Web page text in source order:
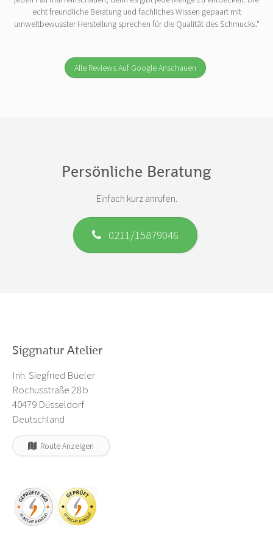
echt freundliche Beratung und fachliches Wissen gepaart mit
umweltbewusster Herstellung sprechen für die Qualität des Schmucks."
Alle Reviews Auf Google Anschauen
Persönliche Beratung
Einfach kurz anrufen.
0211/15879046
Siggnatur Atelier
Inh. Siegfried Büeler
Rochusstraße 28 b
40479 Düsseldorf
Deutschland
Route Anzeigen